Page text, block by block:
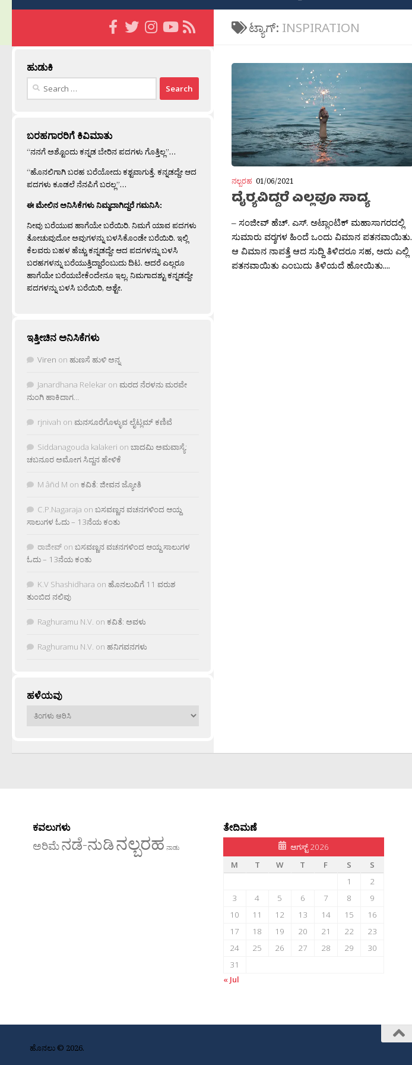
ಟ್ಯಾಗ್: INSPIRATION
ನಲ್ಬರಹ 01/06/2021
ದೈರ‍್ಯವಿದ್ದರೆ ಎಲ್ಲವೂ ಸಾದ್ಯ
– ಸಂಜೀವ್ ಹೆಚ್. ಎಸ್. ಅಟ್ಲಾಂಟಿಕ್ ಮಹಾಸಾಗರದಲ್ಲಿ
ಸುಮಾರು ವರ‍್ಶಗಳ ಹಿಂದೆ ಒಂದು ವಿಮಾನ ಪತನವಾಯಿತು.
ಆ ವಿಮಾನ ನಾಪತ್ತೆ ಆದ ಸುದ್ದಿ ತಿಳಿದರೂ ಸಹ, ಅದು ಎಲ್ಲಿ
ಪತನವಾಯಿತು ಎಂಬುದು ತಿಳಿಯದೆ ಹೋಯಿತು....
ಹುಡುಕಿ
Search
ಬರಹಗಾರರಿಗೆ ಕಿವಿಮಾತು
“ನನಗೆ ಅಶ್ಟೊಂದು ಕನ್ನಡ ಬೇರಿನ ಪದಗಳು ಗೊತ್ತಿಲ್ಲ”…
“ಹೊನಲಿಗಾಗಿ ಬರಹ ಬರೆಯೋದು ಕಶ್ಟವಾಗುತ್ತೆ. ಕನ್ನಡದ್ದೇ ಆದ
ಪದಗಳು ಕೂಡಲೆ ನೆನಪಿಗೆ ಬರಲ್ಲ”…
ಈ ಮೇಲಿನ ಅನಿಸಿಕೆಗಳು ನಿಮ್ಮದಾಗಿದ್ದರೆ ಗಮನಿಸಿ:
ನೀವು ಬರೆಯುವ ಹಾಗೆಯೇ ಬರೆಯಿರಿ. ನಿಮಗೆ ಯಾವ ಪದಗಳು
ತೋಚುವುದೋ ಅವುಗಳನ್ನು ಬಳಸಿಕೊಂಡೇ ಬರೆಯಿರಿ. ಇಲ್ಲಿ
ಕೆಲವರು ಬಹಳ ಹೆಚ್ಚು ಕನ್ನಡದ್ದೇ ಆದ ಪದಗಳನ್ನು ಬಳಸಿ
ಬರಹಗಳನ್ನು ಬರೆಯುತ್ತಿದ್ದಾರೆಂಬುದು ದಿಟ. ಆದರೆ ಎಲ್ಲರೂ
ಹಾಗೆಯೇ ಬರೆಯಬೇಕೆಂದೇನೂ ಇಲ್ಲ. ನಿಮಗಾದಶ್ಟು ಕನ್ನಡದ್ದೇ
ಪದಗಳನ್ನು ಬಳಸಿ ಬರೆಯಿರಿ, ಅಶ್ಟೇ.
ಇತ್ತೀಚಿನ ಅನಿಸಿಕೆಗಳು
Viren on ಹುಣಸೆ ಹುಳಿ ಅನ್ನ
Janardhana Relekar on ಮರದ ನೆರಳನು ಮರವೇ
ನುಂಗಿ ಹಾಕಿದಾಗ…
rjnivah on ಮನಸೂರೆಗೊಳ್ಳುವ ಲೈಟ್ಲಮ್ ಕಣಿವೆ
Siddanagouda kalakeri on ಬಾದಮಿ ಅಮವಾಸ್ಯೆ:
ಚಬನೂರ ಅಮೋಗ ಸಿದ್ದನ ಹೇಳಿಕೆ
M âñd M on ಕವಿತೆ: ಜೀವನ ಜ್ಯೋತಿ
C.P.Nagaraja on ಬಸವಣ್ಣನ ವಚನಗಳಿಂದ ಆಯ್ದ
ಸಾಲುಗಳ ಓದು – 13ನೆಯ ಕಂತು
ರಾಜೀವ್ on ಬಸವಣ್ಣನ ವಚನಗಳಿಂದ ಆಯ್ದ ಸಾಲುಗಳ
ಓದು – 13ನೆಯ ಕಂತು
K.V Shashidhara on ಹೊನಲುವಿಗೆ 11 ವರುಶ
ತುಂಬಿದ ನಲಿವು
Raghuramu N.V. on ಕವಿತೆ: ಅವಳು
Raghuramu N.V. on ಹನಿಗವನಗಳು
ಹಳೆಯವು
ಹಳೆಯವು
ಕವಲುಗಳು
ಅರಿಮೆನಡೆ-ನುಡಿನಲ್ಬರಹ ನಾಡು
ತೇದಿಮಣೆ
ಆಗಸ್ಟ್ 2026
M
T W T F S
S
1
2
3
4 5 6 7 8
9
10
11 12 13 14 15
16
17
18 19 20 21 22
23
24
25 26 27 28 29
30
31
« Jul
ಹೊನಲು © 2026.